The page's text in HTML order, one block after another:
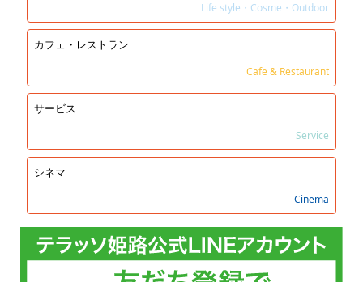
Life style・Cosme・Outdoor
カフェ・レストラン
Cafe & Restaurant
サービス
Service
シネマ
Cinema